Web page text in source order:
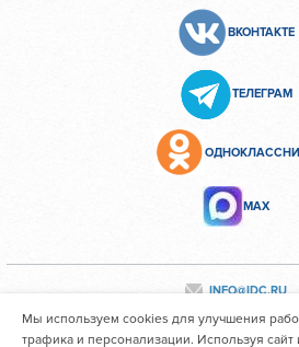
ВКОНТАКТЕ
ТЕЛЕГРАМ
МАХ
INFO@IDC.RU
Мы используем cookies для улучшения
трафика и персонализации. Используя сайт